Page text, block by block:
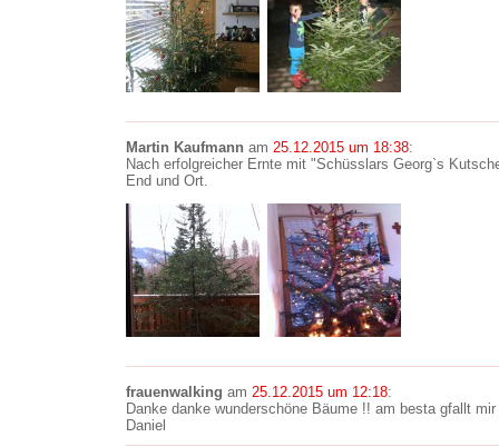
Martin Kaufmann am 25.12.2015 um 18:38:
Nach erfolgreicher Ernte mit "Schüsslars Georg`s
End und Ort.
frauenwalking am 25.12.2015 um 12:18:
Danke danke wunderschöne Bäume !! am besta gfallt
Daniel